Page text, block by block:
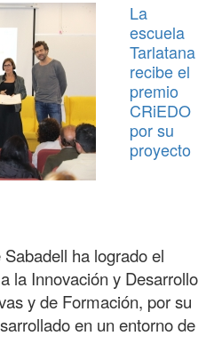
La
escuela
Tarlatana
recibe el
premio
CRiEDO
por su
proyecto
ha logrado el
la Innovación y Desarrollo
y de Formación, por su
en un entorno de